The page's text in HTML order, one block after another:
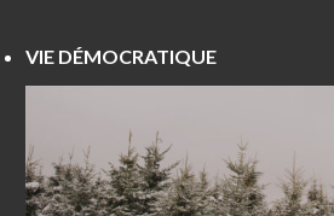
VIE DÉMOCRATIQUE